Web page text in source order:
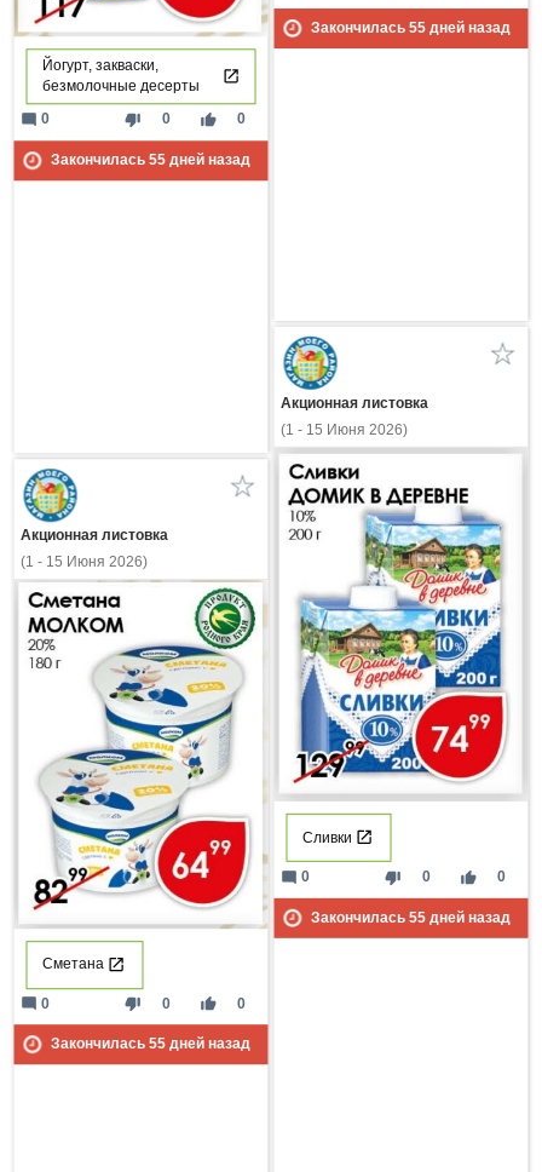
Закончилась 55дней назад
Йогурт, закваски,
безмолочные десерты
thumb_down 0 thumb_up 0
mode_comment 0
Закончилась 55дней назад
Акционная листовка
(1 - 15 Июня 2026)
Сливки
thumb_down 0 thumb_up 0
mode_comment 0
Закончилась 55дней назад
Акционная листовка
(1 - 15 Июня 2026)
Сметана
thumb_down 0 thumb_up 0
mode_comment 0
Закончилась 55дней назад